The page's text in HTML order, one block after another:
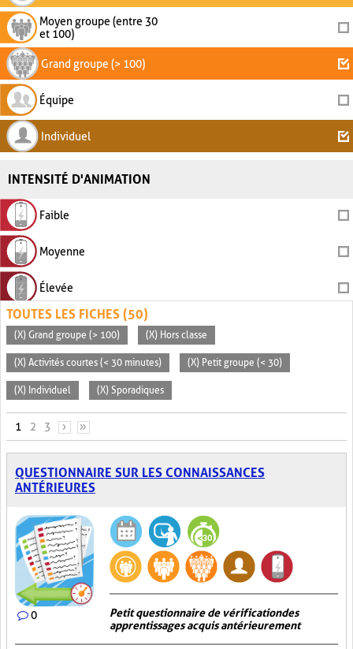
Moyen groupe (entre 30
et 100)
Grand groupe (> 100)
Équipe
Individuel
INTENSITÉ D'ANIMATION
Faible
Moyenne
Élevée
TOUTES LES FICHES (50)
(X) Grand groupe (> 100) (X) Hors classe
(X) Activités courtes (< 30 minutes) (X) Petit groupe (< 30)
(X) Individuel (X) Sporadiques
PAGES
1 2 3 › »
QUESTIONNAIRE SUR LES CONNAISSANCES
ANTÉRIEURES
0
Petit questionnaire de vérification des
apprentissages acquis antérieurement